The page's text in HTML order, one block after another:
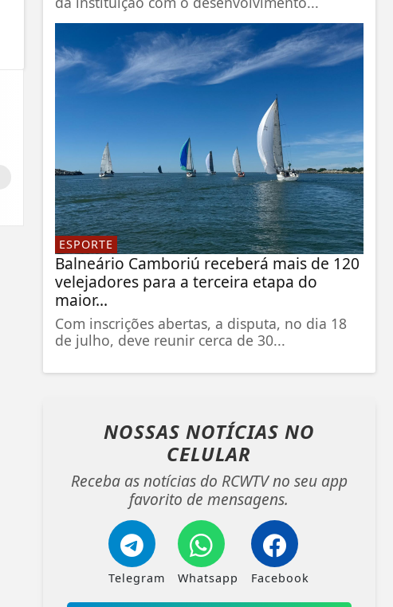
ESPORTE
Balneário Camboriú receberá mais de 120
velejadores para a terceira etapa do
maior...
Com inscrições abertas, a disputa, no dia 18
de julho, deve reunir cerca de 30...
NOSSAS NOTÍCIAS NO
CELULAR
Receba as notícias do RCWTV no seu app
favorito de mensagens.
Telegram Whatsapp Facebook